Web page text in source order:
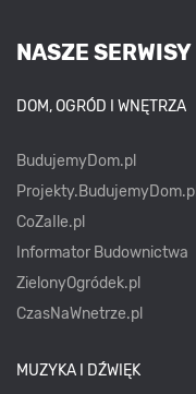
NASZE SERWISY
DOM, OGRÓD I WNĘTRZA
BudujemyDom.pl
Projekty.BudujemyDom.pl
CoZaIle.pl
Informator Budownictwa
ZielonyOgródek.pl
CzasNaWnetrze.pl
MUZYKA I DŹWIĘK